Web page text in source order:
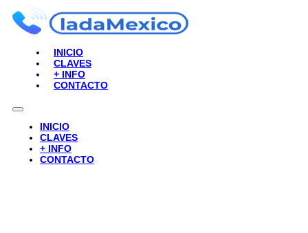
INICIO
CLAVES
+ INFO
CONTACTO
INICIO
CLAVES
+ INFO
CONTACTO